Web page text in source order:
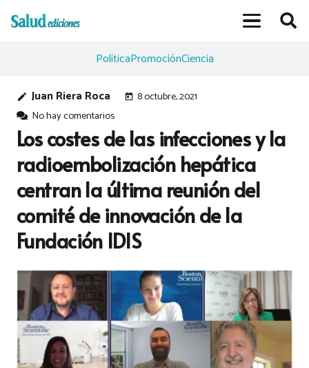
PolíticaPromociónCiencia
edit Juan Riera Roca today 8 octubre, 2021
No hay comentarios
Los costes de las infecciones y la
radioembolización hepática
centran la última reunión del
comité de innovación de la
Fundación IDIS